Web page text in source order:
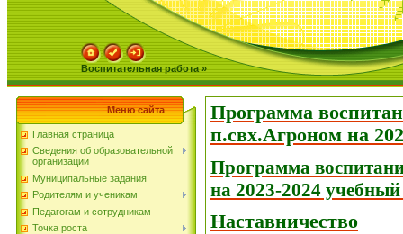
Воспитательная работа »
Меню сайта
Главная страница
Сведения об образовательной
организации
Муниципальные задания
Родителям и ученикам
Педагогам и сотрудникам
Точка роста
Программа
п.свх.Агроном на
Программа
на 2023-2024 учебный
Наставничество